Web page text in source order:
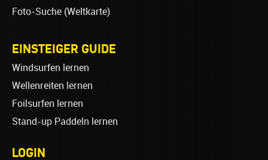
Foto-Suche (Weltkarte)
EINSTEIGER GUIDE
Windsurfen lernen
Wellenreiten lernen
Foilsurfen lernen
Stand-up Paddeln lernen
LOGIN